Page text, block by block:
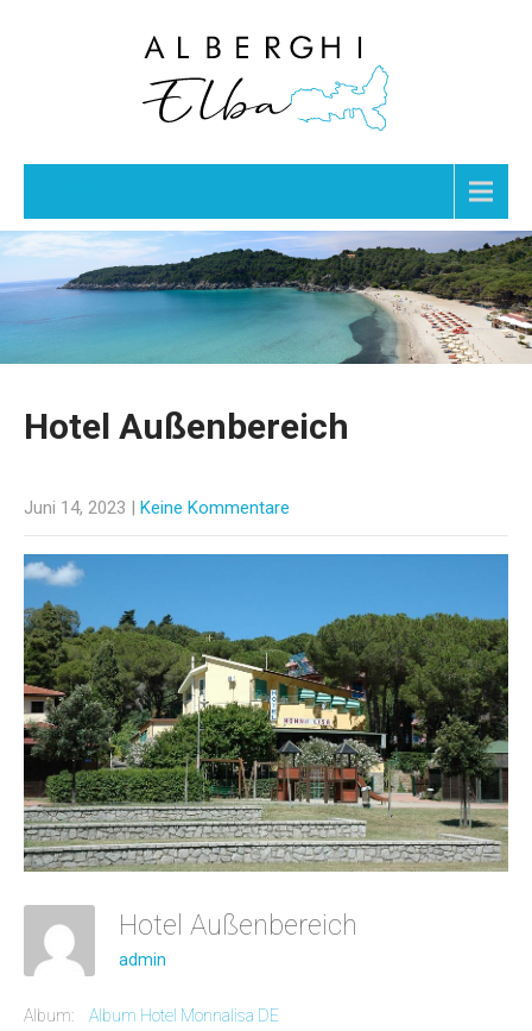
Hotel Außenbereich
Juni 14, 2023 | Keine Kommentare
Hotel Außenbereich
admin
Album: Album Hotel Monnalisa DE